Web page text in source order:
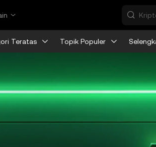
Teratas Topik Populer